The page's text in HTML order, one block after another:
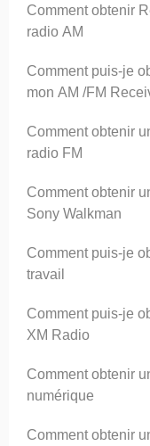
Comment obtenir
radio AM
Comment puis-je
mon AM /FM
Comment obtenir
radio FM
Comment obtenir
Sony Walkman
Comment puis-je
travail
Comment puis-je
XM Radio
Comment obtenir
numérique
Comment obtenir